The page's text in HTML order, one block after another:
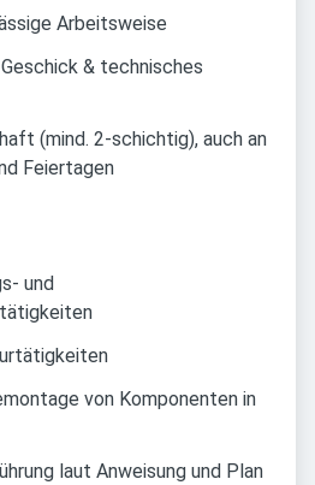
Arbeitsweise
& technisches
(mind. 2-schichtig), auch an
Feiertagen
und
von Komponenten in
laut Anweisung und Plan